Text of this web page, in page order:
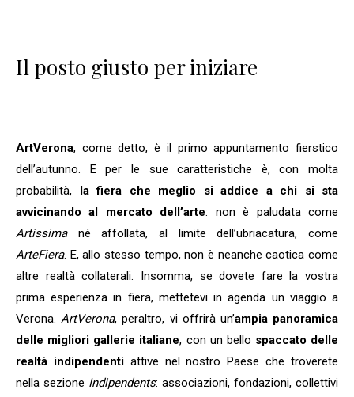
Il posto giusto per iniziare
ArtVerona, come detto, è il primo appuntamento fierstico
dell’autunno. E per le sue caratteristiche è, con molta
probabilità,
la fiera che meglio si addice a chi si sta
avvicinando al mercato dell’arte: non è paludata come
Artissimané affollata, al limite dell’ubriacatura, come
ArteFiera. E, allo stesso tempo, non è neanche caotica come
altre realtà collaterali. Insomma, se dovete fare la vostra
prima esperienza in fiera, mettetevi in agenda un viaggio a
Verona.ArtVerona, peraltro, vi offrirà un’ampia panoramica
delle migliori gallerie italiane, con un bello spaccato delle
realtà indipendentiattive nel nostro Paese che troverete
nella sezione Indipendents: associazioni, fondazioni, collettivi